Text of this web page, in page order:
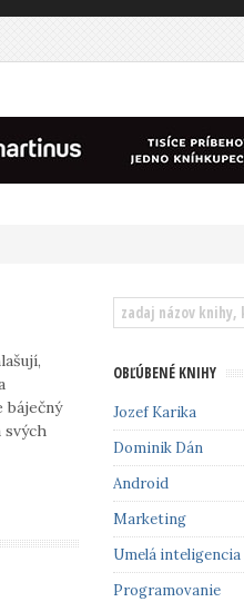
báječný
svých
OBĽÚBENÉ KNIHY
Jozef Karika
Dominik Dán
Android
Marketing
Umelá inteligencia
Programovanie